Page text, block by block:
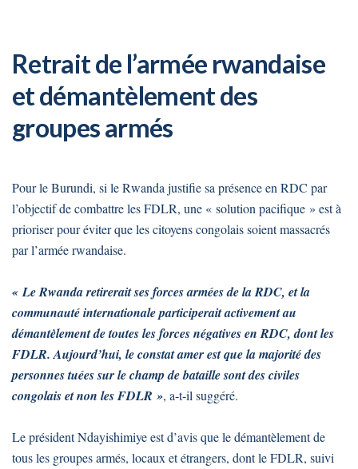
Retrait de l’armée rwandaise
et démantèlement des
groupes armés
Pour le Burundi, si le Rwanda justifie sa présence en RDC par
l’objectif de combattre les FDLR, une « solution pacifique » est à
prioriser pour éviter que les citoyens congolais soient massacrés
par l’armée rwandaise.
« Le Rwanda retirerait ses forces armées de la RDC, et la
communauté internationale participerait activement au
démantèlement de toutes les forces négatives en RDC, dont les
FDLR. Aujourd’hui, le constat amer est que la majorité des
personnes tuées sur le champ de bataille sont des civiles
congolais et non les FDLR », a-t-il suggéré.
Le président Ndayishimiye est d’avis que le démantèlement de
tous les groupes armés, locaux et étrangers, dont le FDLR, suivi